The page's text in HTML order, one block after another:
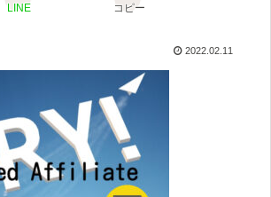
LINE コピー
2022.02.11